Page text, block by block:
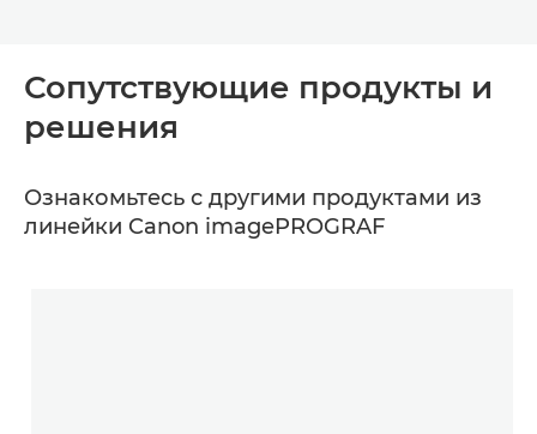
Сопутствующие продукты и
решения
Ознакомьтесь с другими продуктами из
линейки Canon imagePROGRAF